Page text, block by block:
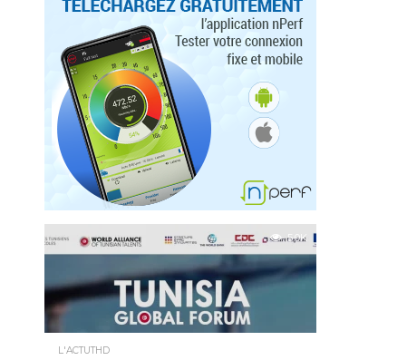
5.0K
L'ACTUTHD